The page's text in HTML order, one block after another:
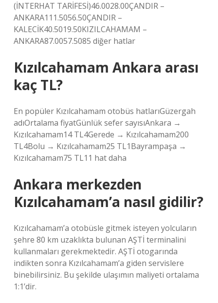
(İNTERHAT TARİFESİ)46.0028.00ÇANDIR –
ANKARA111.5056.50ÇANDIR –
KALECİK40.5019.50KIZILCAHAMAM –
ANKARA87.0057.5085 diğer hatlar
Kızılcahamam Ankara arası
kaç TL?
En popüler Kızılcahamam otobüs hatlarıGüzergah
adıOrtalama fiyatGünlük sefer sayısıAnkara →
Kızılcahamam14 TL4Gerede → Kızılcahamam200
TL4Bolu → Kızılcahamam25 TL1Bayrampaşa →
Kızılcahamam75 TL11 hat daha
Ankara merkezden
Kızılcahamam’a nasıl gidilir?
Kızılcahamam’a otobüsle gitmek isteyen yolcuların
şehre 80 km uzaklıkta bulunan AŞTİ terminalini
kullanmaları gerekmektedir. AŞTİ otogarında
indikten sonra Kızılcahamam’a giden servislere
binebilirsiniz. Bu şekilde ulaşımın maliyeti ortalama
1:1’dir.